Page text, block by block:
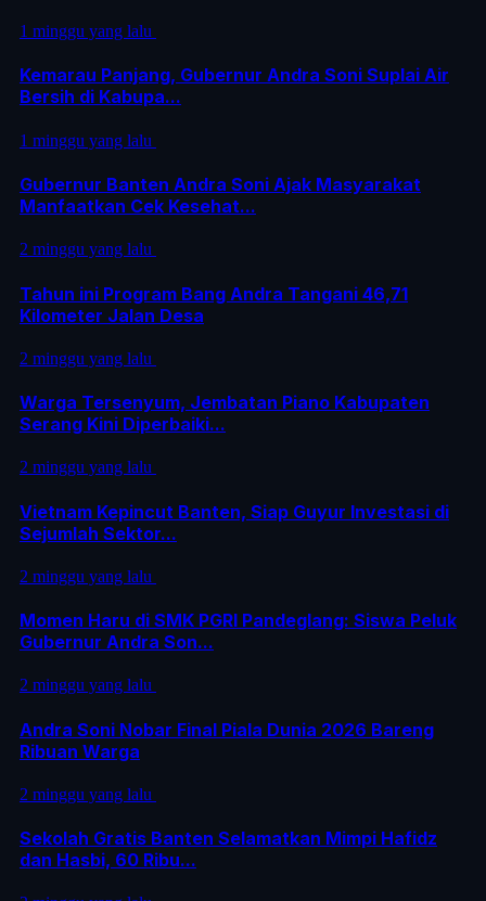
1 minggu yang lalu
Kemarau Panjang, Gubernur Andra Soni Suplai Air
Bersih di Kabupa...
1 minggu yang lalu
Gubernur Banten Andra Soni Ajak Masyarakat
Manfaatkan Cek Kesehat...
2 minggu yang lalu
Tahun ini Program Bang Andra Tangani 46,71
Kilometer Jalan Desa
2 minggu yang lalu
Warga Tersenyum, Jembatan Piano Kabupaten
Serang Kini Diperbaiki...
2 minggu yang lalu
Vietnam Kepincut Banten, Siap Guyur Investasi di
Sejumlah Sektor...
2 minggu yang lalu
Momen Haru di SMK PGRI Pandeglang: Siswa Peluk
Gubernur Andra Son...
2 minggu yang lalu
Andra Soni Nobar Final Piala Dunia 2026 Bareng
Ribuan Warga
2 minggu yang lalu
Sekolah Gratis Banten Selamatkan Mimpi Hafidz
dan Hasbi, 60 Ribu...